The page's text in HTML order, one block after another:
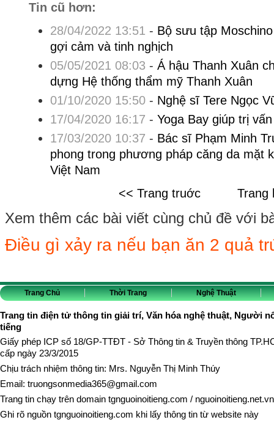
Tin cũ hơn:
28/04/2022 13:51 - Bộ sưu tập
gợi cảm và tinh nghịch
05/05/2021 08:03 - Á hậu Thanh Xuân
dựng Hệ thống thẩm mỹ Thanh Xuân
01/10/2020 15:50- Nghệ sĩ Tere Ngọc
17/04/2020 16:17 - Yoga Bay giúp trị
17/03/2020 10:37 - Bác sĩ Phạm Minh
phong trong phương pháp căng da mặt
Việt Nam
<< Trang truớc
Trang
Xem thêm các bài viết cùng chủ đề với
Điều gì xảy ra nếu bạn ăn 2 quả
Trang Chủ Thời Trang Nghệ Thuật
Trang tin điện tử thông tin giải trí, Văn hóa nghệ thuật, Người
tiếng
Giấy phép ICP số 18/GP-TTĐT - Sở Thông tin & Truyền thông
cấp ngày 23/3/2015
Chịu trách nhiệm thông tin: Mrs. Nguyễn Thị Minh Thúy
Email: truongsonmedia365@gmail.com
Trang tin chạy trên domain tgnguoinoitieng.com / nguoinoitieng.net.vn
Ghi rõ nguồn tgnguoinoitieng.com khi lấy thông tin từ website này